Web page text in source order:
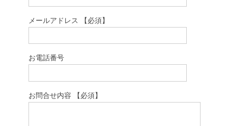
メールアドレス 【必須】
お電話番号
お問合せ内容 【必須】